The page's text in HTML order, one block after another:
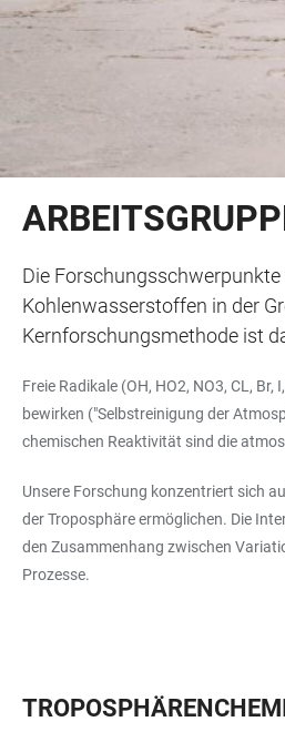
Die
Kohlenwasserstoffen in der
Kernforschungsmethode ist
Freie Radikale (OH, HO2, NO3, CL,
bewirken ("Selbstreinigung der
chemischen Reaktivität sind die
Unsere Forschung konzentriert sich
der Troposphäre ermöglichen. Die
den Zusammenhang zwischen
Prozesse.